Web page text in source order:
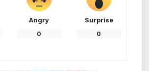
Angry
0
Surprise
0